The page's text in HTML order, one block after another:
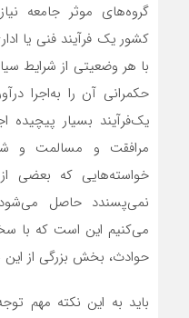
گروه‌های موثر جامعه
کشور یک فرآیند فنی یا
با هر وضعیتی از شرایط
حکمرانی آن را به‌اجرا
یک‌فرآیند بسیار
مرافقت و مسالمت و
خواسته‌‌‌‌‌‌هایی که بعضی
نمی‌‌‌‌‌‌پسندد حاصل
می‌کنیم این است که با
حوادث، بخش بزرگی از این
باید به این نکته مهم